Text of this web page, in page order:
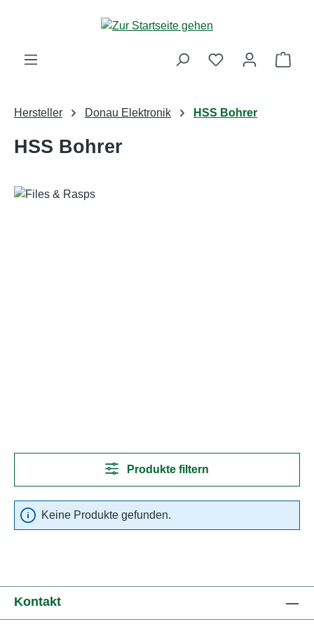
Zum Hauptinhalt springen
Hersteller Donau Elektronik HSS Bohrer
HSS Bohrer
Produkte filtern
Keine Produkte gefunden.
Kontakt